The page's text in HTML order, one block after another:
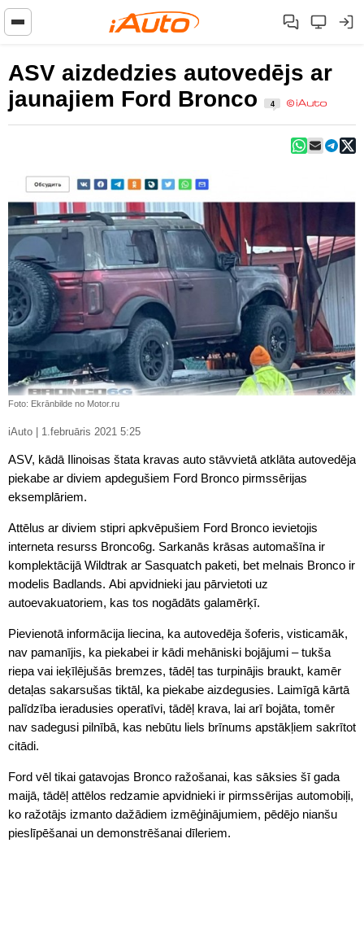
ASV aizdedzies autovedējs ar
jaunajiem Ford Bronco
4
Foto: Ekrānbilde no Motor.ru
iAuto | 1.februāris 2021 5:25
ASV, kādā Ilinoisas štata kravas auto stāvvietā atklāta autovedēja
piekabe ar diviem apdegušiem Ford Bronco pirmssērijas
eksemplāriem.
Attēlus ar diviem stipri apkvēpušiem Ford Bronco ievietojis
interneta resurss Bronco6g. Sarkanās krāsas automašīna ir
komplektācijā Wildtrak ar Sasquatch paketi, bet melnais Bronco ir
modelis Badlands. Abi apvidnieki jau pārvietoti uz
autoevakuatoriem, kas tos nogādāts galamērķī.
Pievienotā informācija liecina, ka autovedēja šoferis, visticamāk,
nav pamanījis, ka piekabei ir kādi mehāniski bojājumi – tukša
riepa vai ieķīlējušās bremzes, tādēļ tas turpinājis braukt, kamēr
detaļas sakarsušas tiktāl, ka piekabe aizdegusies. Laimīgā kārtā
palīdzība ieradusies operatīvi, tādēļ krava, lai arī bojāta, tomēr
nav sadegusi pilnībā, kas nebūtu liels brīnums apstākļiem sakrītot
citādi.
Ford vēl tikai gatavojas Bronco ražošanai, kas sāksies šī gada
maijā, tādēļ attēlos redzamie apvidnieki ir pirmssērijas automobiļi,
ko ražotājs izmanto dažādiem izmēģinājumiem, pēdējo nianšu
pieslīpēšanai un demonstrēšanai dīleriem.